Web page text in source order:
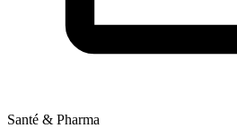
Santé & Pharma